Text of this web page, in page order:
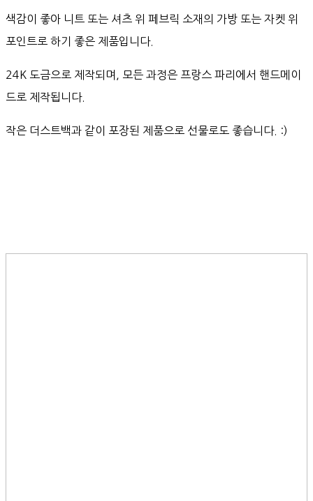
색감이 좋아 니트 또는 셔츠 위 페브릭 소재의 가방 또는 자켓 위
포인트로 하기 좋은 제품입니다.
24K 도금으로 제작되며, 모든 과정은 프랑스 파리에서 핸드메이
드로 제작됩니다.
작은 더스트백과 같이 포장된 제품으로 선물로도 좋습니다. :)